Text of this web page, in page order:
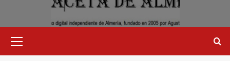
primario